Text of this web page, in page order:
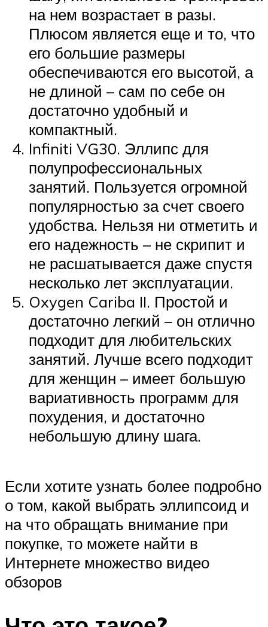
на нем возрастает в разы.
Плюсом является еще и то, что
его большие размеры
обеспечиваются его высотой, а
не длиной – сам по себе он
достаточно удобный и
компактный.
Infiniti VG30. Эллипс для
полупрофессиональных
занятий. Пользуется огромной
популярностью за счет своего
удобства. Нельзя ни отметить и
его надежность – не скрипит и
не расшатывается даже спустя
несколько лет эксплуатации.
Oxygen Cariba II. Простой и
достаточно легкий – он отлично
подходит для любительских
занятий. Лучше всего подходит
для женщин – имеет большую
вариативность программ для
похудения, и достаточно
небольшую длину шага.
Если хотите узнать более подробно
о том, какой выбрать эллипсоид и
на что обращать внимание при
покупке, то можете найти в
Интернете множество видео
обзоров